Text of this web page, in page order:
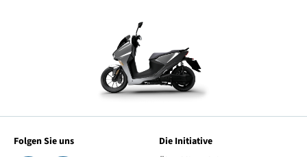
Folgen Sie uns
Die Initiative